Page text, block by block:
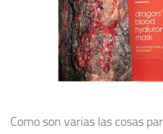
Como son varias las cosas